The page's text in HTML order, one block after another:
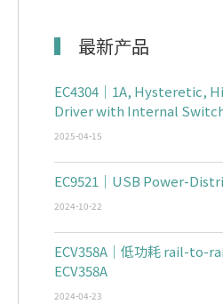
最新产品
EC4304｜1A, Hysteretic,
Driver with Internal
2025-04-15
EC9521｜USB Power-
2024-10-22
ECV358A｜低功耗 rail-to-
ECV358A
2024-04-23